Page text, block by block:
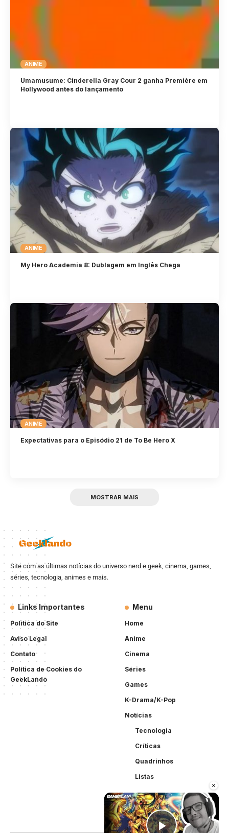
×
ANIME
Umamusume: Cinderella Gray Cour 2 ganha Première em
Hollywood antes do lançamento
ANIME
My Hero Academia 8: Dublagem em Inglês Chega
ANIME
Expectativas para o Episódio 21 de To Be Hero X
MOSTRAR MAIS
Site com as últimas notícias do universo nerd e geek, cinema, games,
séries, tecnologia, animes e mais.
Links Importantes
Politica do Site
Aviso Legal
Contato
Política de Cookies do
GeekLando
Menu
Home
Anime
Cinema
Séries
Games
K-Drama/K-Pop
Notícias
Tecnologia
Críticas
Quadrinhos
Listas